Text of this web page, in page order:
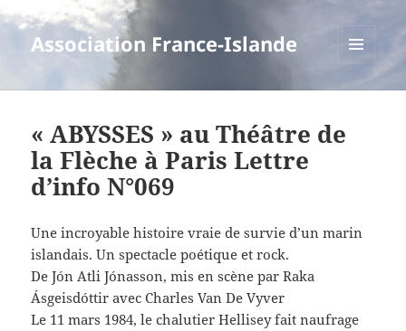
Association France-Islande
« ABYSSES » au Théâtre de
la Flèche à Paris Lettre
d’info N°069
Une incroyable histoire vraie de survie d’un marin
islandais. Un spectacle poétique et rock.
De Jón Atli Jónasson, mis en scène par Raka
Ásgeisdóttir avec Charles Van De Vyver
Le 11 mars 1984, le chalutier Hellisey fait naufrage